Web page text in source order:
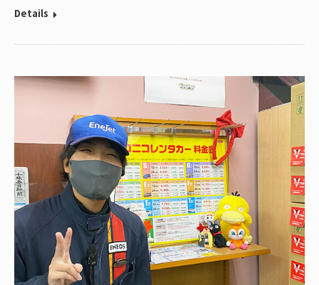
Details